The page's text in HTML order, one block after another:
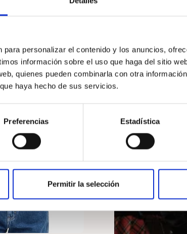
personalizar el contenido y los anuncios,
información sobre el uso que haga del sitio
quienes pueden combinarla con otra
haya hecho de sus servicios.
Preferencias Estadística
Permitir la selección
Blanco